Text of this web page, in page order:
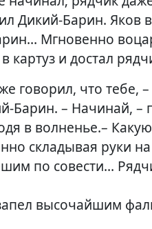
Дикий-Барин. Яков
Мгновенно
картуз и достал
говорил, что тебе,
Барин. – Начинай,
в волненье.–
складывая руки на
по совести…
высочайшим